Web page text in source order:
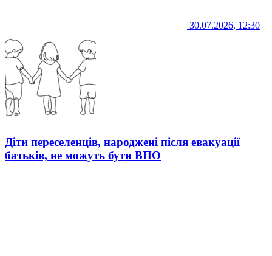
30.07.2026, 12:30
Діти переселенців, народжені після евакуації
батьків, не можуть бути ВПО